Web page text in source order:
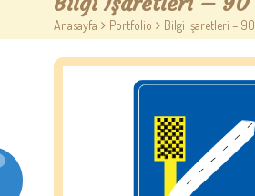
Randevu Al
Eğitim
Trafik Çocuk Blog
Anasayfa > Portfolio > Bilgi İşaretleri – 90